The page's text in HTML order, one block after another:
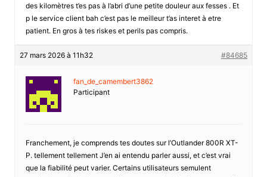
des kilomètres t’es pas à l’abri d’une petite douleur aux fesses . Et
p le service client bah c’est pas le meilleur t’as interet à etre
patient. En gros à tes riskes et perils pas compris.
27 mars 2026 à 11h32 #84685
fan_de_camembert3862
Participant
Franchement, je comprends tes doutes sur l’Outlander 800R XT-
P. tellement tellement J’en ai entendu parler aussi, et c’est vrai
que la fiabilité peut varier. Certains utilisateurs semulent